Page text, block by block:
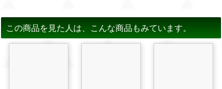
この商品を見た人は、こんな商品もみています。